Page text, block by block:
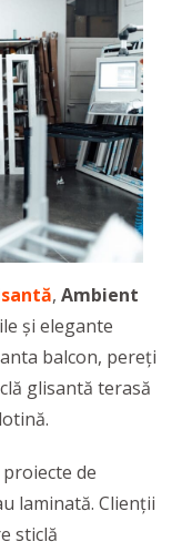
, Ambient
și elegante
balcon, pereți
glisantă terasă
de
laminată. Clienţii
sticlă